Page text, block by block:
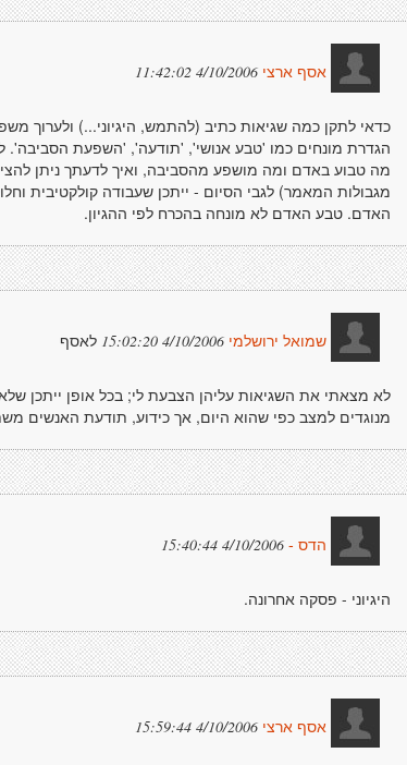
אסף ארצי 4/10/2006 11:42:02
כדאי לתקן כמה שגיאות כתיב (להתמש, היגיוני...) ולערוך
הגדרת מונחים כמו 'טבע אנושי', 'תודעה', 'השפעת הסביבה'.
מה טבוע באדם ומה מושפע מהסביבה, ואיך לדעתך ניתן
מגבולות המאמר) לגבי הסיום - ייתכן שעבודה קולקטיבית
האדם. טבע האדם לא מונחה בהכרח לפי ההגיון.
שמואל ירושלמי 4/10/2006 15:02:20 לאסף
לא מצאתי את השגיאות עליהן הצבעת לי; בכל אופן ייתכן
מנוגדים למצב כפי שהוא היום, אך כידוע, תודעת האנשים
הדס - 4/10/2006 15:40:44
היגיוני - פסקה אחרונה.
אסף ארצי 4/10/2006 15:59:44